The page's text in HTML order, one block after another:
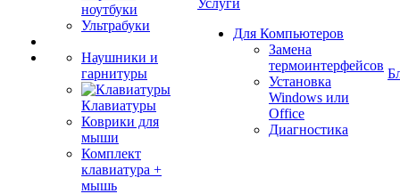
ноутбуки
Ультрабуки
Наушники и
гарнитуры
Клавиатуры
Коврики для
мыши
Комплект
клавиатура +
мышь
Услуги
Для Компьютеров
Замена
термоинтерфейсов
Установка
Windows или
Office
Диагностика